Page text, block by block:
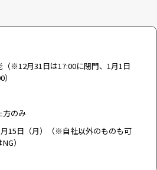
※12月31日は17:00に閉門、1月1日
方のみ
15日（月）（※自社以外のものも可
）